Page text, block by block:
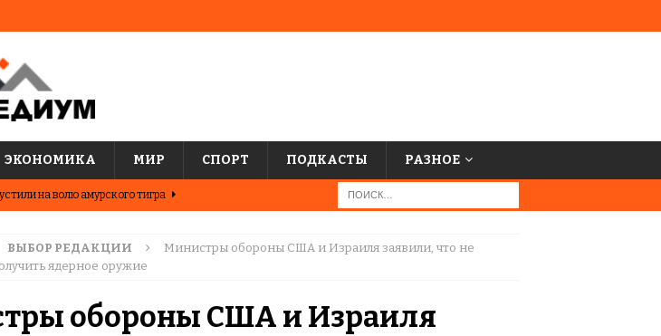
ЭКОНОМИКА МИР СПОРТ ПОДКАСТЫ РАЗНОЕ
на волю амурского тигра
мира на международном
о популярных
ВЫБОР РЕДАКЦИИ
Министры обороны США и Израиля заявили, что не
ядерное оружие
обороны США и Израиля